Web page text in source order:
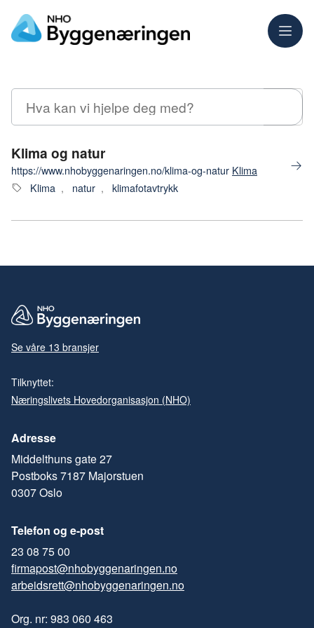
Meny
Søk
Klima og natur
https://www.nhobyggenaringen.no/klima-og-natur Klima
Klima , natur , klimafotavtrykk
Se våre 13 bransjer
Tilknyttet:
Næringslivets Hovedorganisasjon (NHO)
Adresse
Middelthuns gate 27
Postboks 7187 Majorstuen
0307 Oslo
Telefon og e-post
23 08 75 00
firmapost@nhobyggenaringen.no
arbeidsrett@nhobyggenaringen.no
Org. nr: 983 060 463